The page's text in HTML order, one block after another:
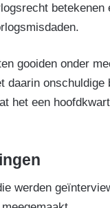
betekenen
gooiden onder
daarin onschuldige
het een
werden